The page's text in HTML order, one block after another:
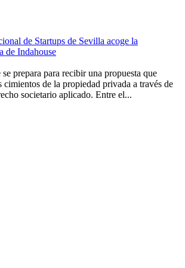
de Startups de Sevilla acoge la
de Indahouse
prepara para recibir una propuesta que
cimientos de la propiedad privada a través de
societario aplicado. Entre el...